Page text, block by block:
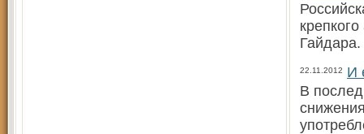
Гайдара.
22.11.2012
И
В